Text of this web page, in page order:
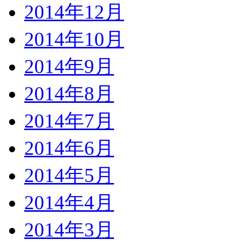
2014年12月
2014年10月
2014年9月
2014年8月
2014年7月
2014年6月
2014年5月
2014年4月
2014年3月